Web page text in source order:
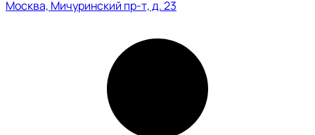
Москва, Мичуринский пр-т, д. 23